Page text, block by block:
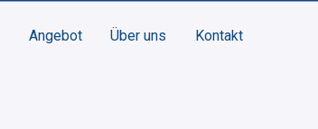
Angebot Über uns Kontakt